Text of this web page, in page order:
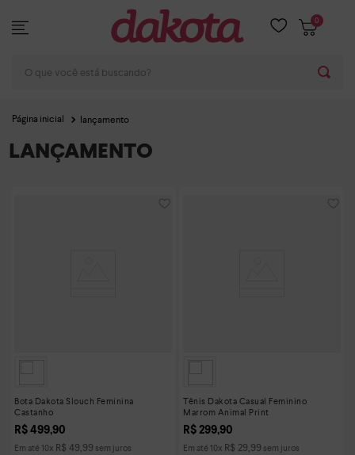
0
lançamento
LANÇAMENTO
Bota Dakota Slouch Feminina
Castanho
R$ 499,90
Em até10x R$ 49,99 sem juros
Tênis Dakota Casual Feminino
Marrom Animal Print
R$ 299,90
Em até10x R$ 29,99 sem juros